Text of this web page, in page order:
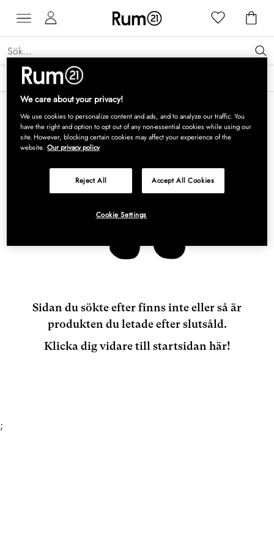
Få 15 % rabatt på Grythyttan Stålmöbler* →
Sidan du sökte efter finns inte eller så är
produkten du letade efter slutsåld.
Klicka dig vidare till startsidan här!
;
We care about your privacy!
We use cookies to personalize content and ads, and to analyze our traffic. You
have the right and option to opt out of any non-essential cookies while using our
site. However, blocking certain cookies may affect your experience of the
website. Our privacy policy
Reject All Accept All Cookies
Cookie Settings